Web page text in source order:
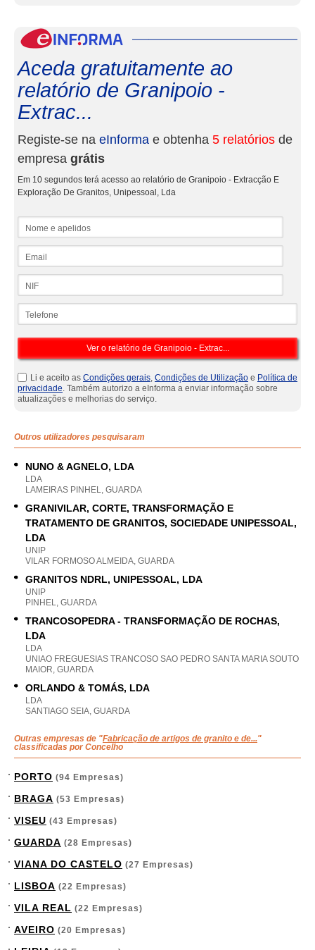
Aceda gratuitamente ao
relatório de Granipoio -
Extrac...
Registe-se na eInforma e obtenha 5 relatórios de
empresa grátis
Em 10 segundos terá acesso ao relatório de Granipoio - Extracção E
Exploração De Granitos, Unipessoal, Lda
Li e aceito as Condições gerais, Condições de Utilização e Política de
privacidade. Também autorizo a eInforma a enviar informação sobre
atualizações e melhorias do serviço.
Outros utilizadores pesquisaram
NUNO & AGNELO, LDA
LDA
LAMEIRAS PINHEL, GUARDA
GRANIVILAR, CORTE, TRANSFORMAÇÃO E
TRATAMENTO DE GRANITOS, SOCIEDADE UNIPESSOAL,
LDA
UNIP
VILAR FORMOSO ALMEIDA, GUARDA
GRANITOS NDRL, UNIPESSOAL, LDA
UNIP
PINHEL, GUARDA
TRANCOSOPEDRA - TRANSFORMAÇÃO DE ROCHAS,
LDA
LDA
UNIAO FREGUESIAS TRANCOSO SAO PEDRO SANTA MARIA SOUTO
MAIOR, GUARDA
ORLANDO & TOMÁS, LDA
LDA
SANTIAGO SEIA, GUARDA
Outras empresas de "Fabricação de artigos de granito e de..."
classificadas por Concelho
PORTO (94 Empresas)
BRAGA (53 Empresas)
VISEU (43 Empresas)
GUARDA (28 Empresas)
VIANA DO CASTELO (27 Empresas)
LISBOA (22 Empresas)
VILA REAL (22 Empresas)
AVEIRO (20 Empresas)